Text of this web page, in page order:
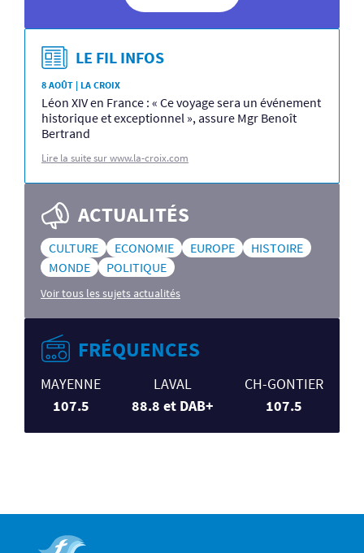
LE FIL INFOS
8 AOÛT | LA CROIX
Léon XIV en France : « Ce voyage sera un événement
historique et exceptionnel », assure Mgr Benoît
Bertrand
Lire la suite sur www.la-croix.com
ACTUALITÉS
CULTURE ECONOMIE EUROPE
HISTOIRE
MONDE
POLITIQUE
Voir tous les sujets actualités
FRÉQUENCES
MAYENNE
107.5
LAVAL
88.8 et DAB+
CH-GONTIER
107.5